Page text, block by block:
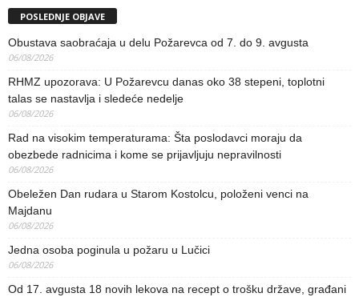
POSLEDNJE OBJAVE
Obustava saobraćaja u delu Požarevca od 7. do 9. avgusta
06/08/2026
RHMZ upozorava: U Požarevcu danas oko 38 stepeni, toplotni
talas se nastavlja i sledeće nedelje
06/08/2026
Rad na visokim temperaturama: Šta poslodavci moraju da
obezbede radnicima i kome se prijavljuju nepravilnosti
06/08/2026
Obeležen Dan rudara u Starom Kostolcu, položeni venci na
Majdanu
06/08/2026
Jedna osoba poginula u požaru u Lučici
06/08/2026
Od 17. avgusta 18 novih lekova na recept o trošku države, građani